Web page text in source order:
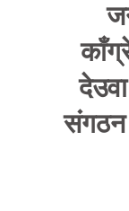
संगठन